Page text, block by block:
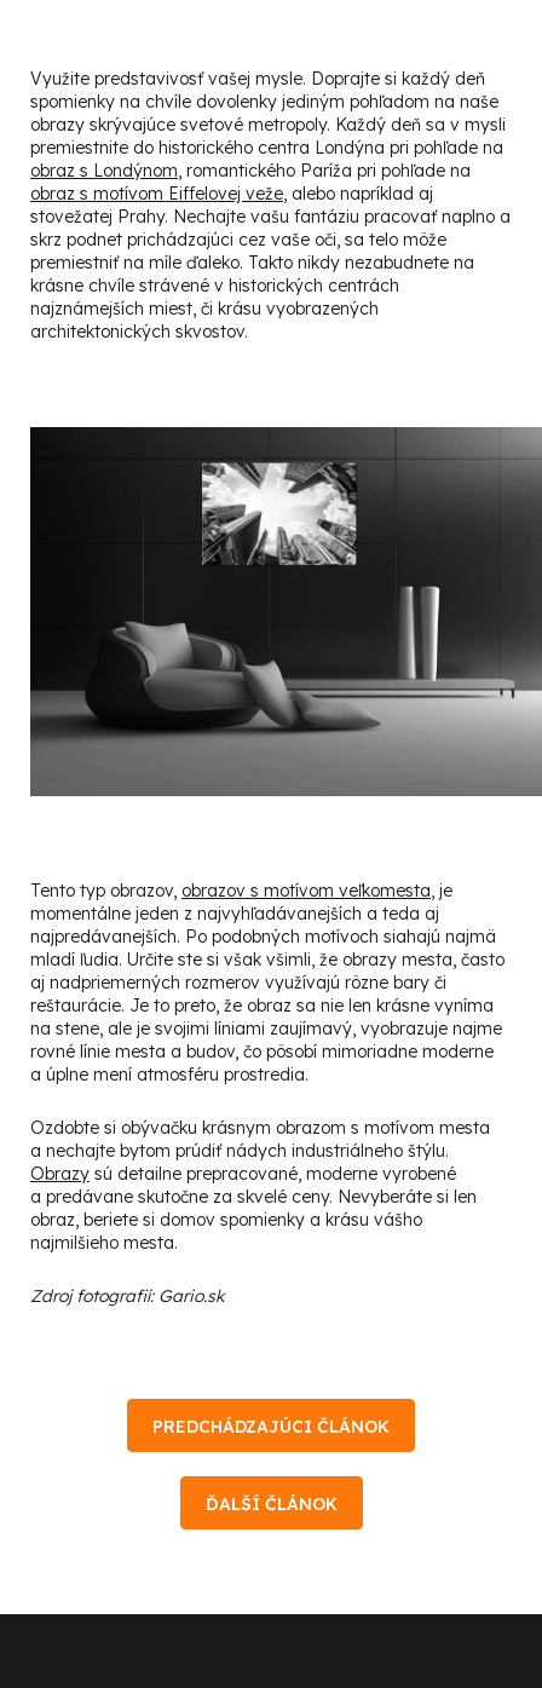
Využite predstavivosť vašej mysle. Doprajte si každý deň
spomienky na chvíle dovolenky jediným pohľadom na naše
obrazy skrývajúce svetové metropoly. Každý deň sa v mysli
premiestnite do historického centra Londýna pri pohľade na
obraz s Londýnom , romantického Paríža pri pohľade na
obraz s motívom Eiffelovej veže , alebo napríklad aj
stovežatej Prahy. Nechajte vašu fantáziu pracovať naplno a
skrz podnet prichádzajúci cez vaše oči, sa telo môže
premiestniť na míle ďaleko. Takto nikdy nezabudnete na
krásne chvíle strávené v historických centrách
najznámejších miest, či krásu vyobrazených
architektonických skvostov.
Tento typ obrazov, obrazov s motívom veľkomesta, je
momentálne jeden z najvyhľadávanejších a teda aj
najpredávanejších. Po podobných motívoch siahajú najmä
mladí ľudia. Určite ste si však všimli, že obrazy mesta, často
aj nadpriemerných rozmerov využívajú rôzne bary či
reštaurácie. Je to preto, že obraz sa nie len krásne vyníma
na stene, ale je svojimi líniami zaujímavý, vyobrazuje najme
rovné línie mesta a budov, čo pôsobí mimoriadne moderne
a úplne mení atmosféru prostredia.
Ozdobte si obývačku krásnym obrazom s motívom mesta
a nechajte bytom prúdiť nádych industriálneho štýlu.
Obrazy sú detailne prepracované, moderne vyrobené
a predávane skutočne za skvelé ceny. Nevyberáte si len
obraz, beriete si domov spomienky a krásu vášho
najmilšieho mesta.
Zdroj fotografií: Gario.sk
PREDCHÁDZAJÚCI ČLÁNOK
ĎALŠÍ ČLÁNOK